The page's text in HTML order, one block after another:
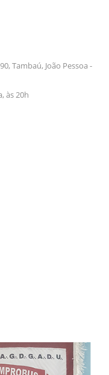
Tambaú, João Pessoa -
às 20h